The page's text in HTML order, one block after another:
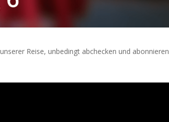
Reise, unbedingt abchecken und abonnieren